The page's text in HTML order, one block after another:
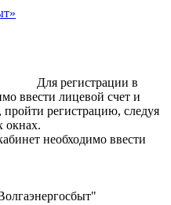
Для регистрации в
ввести лицевой счет и
регистрацию, следуя
окнах.
необходимо ввести
и пароль.